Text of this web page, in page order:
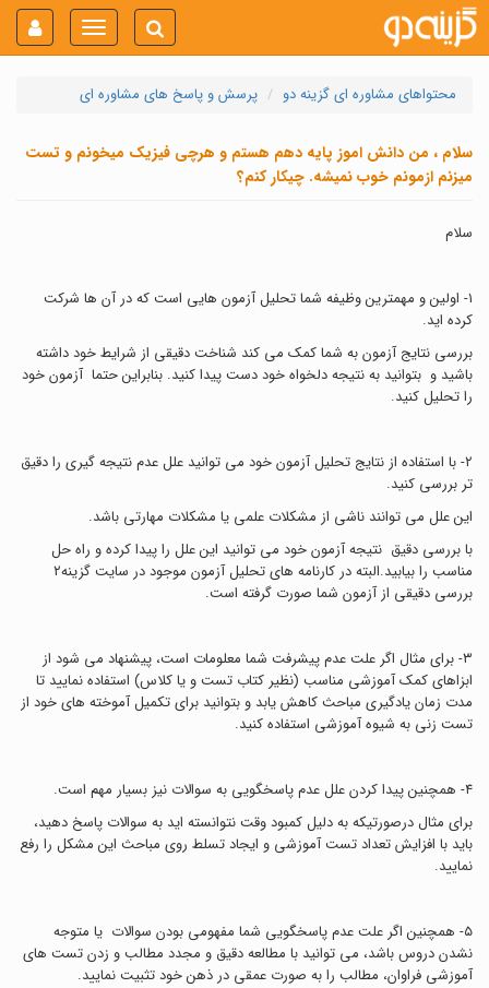
Toggle
navigation
محتواهای مشاوره ای گزینه دو پرسش و پاسخ های مشاوره ای
سلام ، من دانش اموز پايه دهم هستم و هرچي فيزيك ميخونم و تست
ميزنم ازمونم خوب نميشه. چيكار كنم؟
سلام
١- اولین و مهمترین وظیفه شما تحلیل آزمون هایی است که در آن ها شرکت
کرده اید.
بررسی نتایج آزمون به شما کمک می کند شناخت دقیقی از شرایط خود داشته
باشید و بتوانید به نتیجه دلخواه خود دست پیدا کنید. بنابراین حتما آزمون خود
را تحلیل کنید.
٢- با استفاده از نتایج تحلیل آزمون خود می توانید علل عدم نتیجه گیری را دقیق
تر بررسی کنید.
این علل می توانند ناشی از مشکلات علمی یا مشکلات مهارتی باشد.
با بررسی دقیق نتیجه آزمون خود می توانید این علل را پیدا کرده و راه حل
مناسب را بیابید.البته در کارنامه های تحلیل آزمون موجود در سایت گزینه٢
بررسی دقیقی از آزمون شما صورت گرفته است.
٣- برای مثال اگر علت عدم پیشرفت شما معلومات است، پیشنهاد می شود از
ابزاهای کمک آموزشی مناسب (نظیر کتاب تست و یا کلاس) استفاده نمایید تا
مدت زمان یادگیری مباحث کاهش یابد و بتوانید برای تکمیل آموخته های خود از
تست زنی به شیوه آموزشی استفاده کنید.
٤- همچنین پیدا کردن علل عدم پاسخگویی به سوالات نیز بسیار مهم است.
برای مثال درصورتيكه به دليل كمبود وقت نتوانسته ايد به سوالات پاسخ دهيد،
بايد با افزايش تعداد تست آموزشي و ايجاد تسلط روي مباحث اين مشكل را رفع
نماييد.
۵- همچنين اگر علت عدم پاسخگويي شما مفهومي بودن سوالات يا متوجه
نشدن دروس باشد، مي توانيد با مطالعه دقيق و مجدد مطالب و زدن تست هاي
آموزشي فراوان، مطالب را به صورت عمقي در ذهن خود تثبيت نماييد.